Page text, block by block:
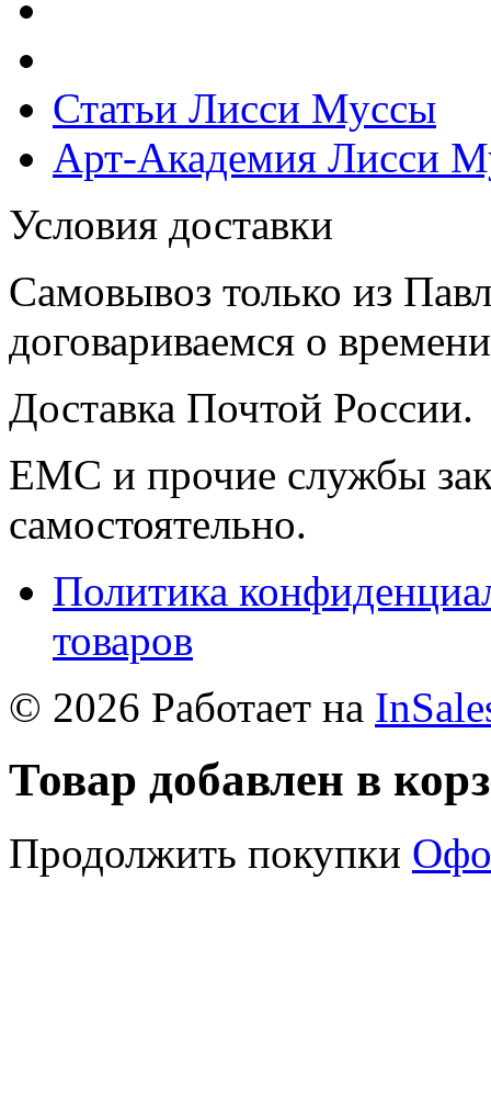
Статьи Лисси Муссы
Арт-Академия Лисси
Условия доставки
Самовывоз только из
договариваемся о
Доставка Почтой России.
ЕМС и прочие службы
самостоятельно.
Политика
товаров
© 2026 Работает на
Товар добавлен в
Продолжить покупки